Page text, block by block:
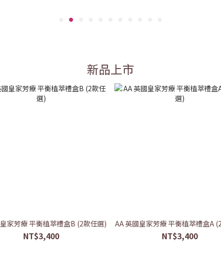
新品上市
家芳療 平衡植萃禮盒B (2款任選)
NT$3,400
AA 英國皇家芳療 平衡植萃禮盒A
NT$3,400